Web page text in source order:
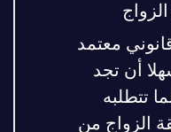
معتمد
أن تجد
تتطلبه
الزواج من